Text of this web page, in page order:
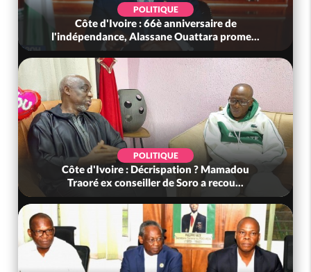
POLITIQUE
Côte d'Ivoire : 66è anniversaire de
l'indépendance, Alassane Ouattara prome...
POLITIQUE
Côte d'Ivoire : Décrispation ? Mamadou
Traoré ex conseiller de Soro a recou...